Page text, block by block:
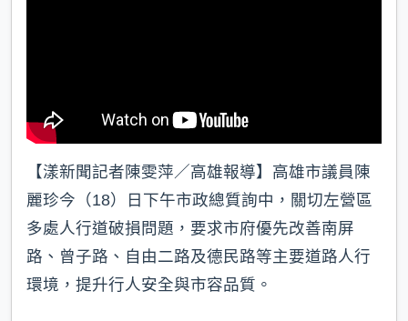
【漾新聞記者陳雯萍／高雄報導】高雄市議員陳
麗珍今（18）日下午市政總質詢中，關切左營區
多處人行道破損問題，要求市府優先改善南屏
路、曾子路、自由二路及德民路等主要道路人行
環境，提升行人安全與市容品質。